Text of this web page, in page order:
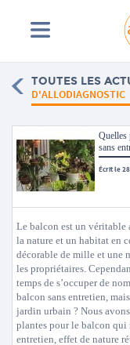
TOUTES LES
D'ALLODIAGNOSTIC
Quelles
sans
Écrit le
Le balcon est un véritable
la nature et un habitat en
décorable de mille et une
les propriétaires.
temps de s’occuper de
balcon sans entretien,
jardin urbain ? Nous
plantes pour le balcon qui
entretien, effet de nature